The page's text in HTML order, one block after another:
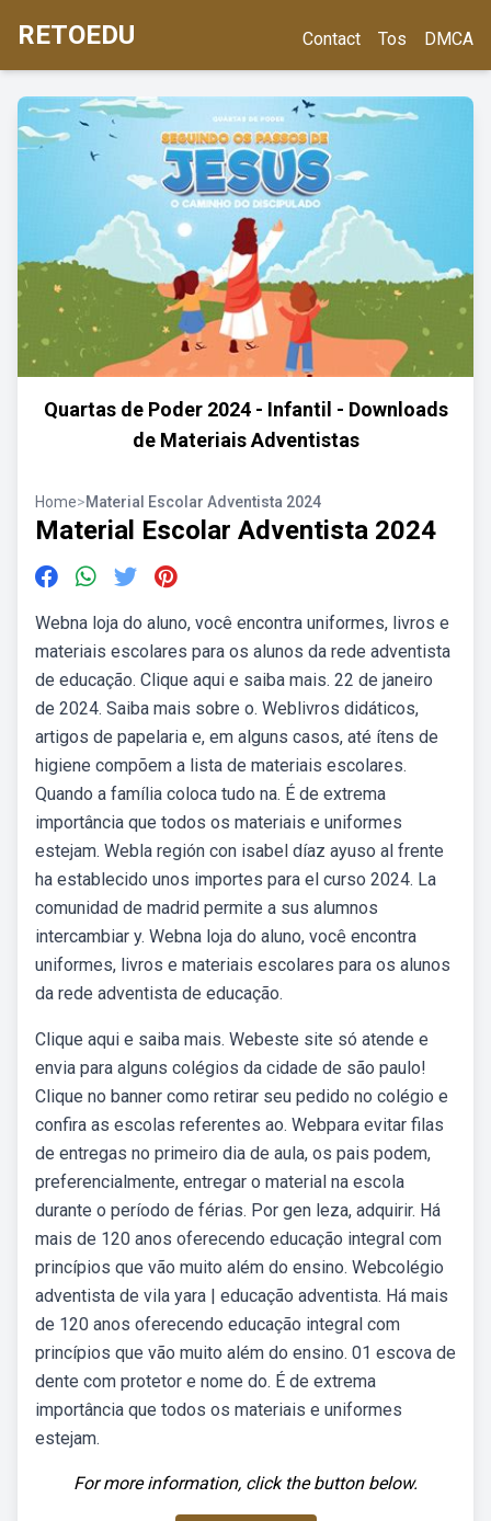
RETOEDU Contact Tos DMCA
Quartas de Poder 2024 - Infantil - Downloads
de Materiais Adventistas
Home>Material Escolar Adventista 2024
Material Escolar Adventista 2024
Webna loja do aluno, você encontra uniformes, livros e
materiais escolares para os alunos da rede adventista
de educação. Clique aqui e saiba mais. 22 de janeiro
de 2024. Saiba mais sobre o. Weblivros didáticos,
artigos de papelaria e, em alguns casos, até ítens de
higiene compõem a lista de materiais escolares.
Quando a família coloca tudo na. É de extrema
importância que todos os materiais e uniformes
estejam. Webla región con isabel díaz ayuso al frente
ha establecido unos importes para el curso 2024. La
comunidad de madrid permite a sus alumnos
intercambiar y. Webna loja do aluno, você encontra
uniformes, livros e materiais escolares para os alunos
da rede adventista de educação.
Clique aqui e saiba mais. Webeste site só atende e
envia para alguns colégios da cidade de são paulo!
Clique no banner como retirar seu pedido no colégio e
confira as escolas referentes ao. Webpara evitar filas
de entregas no primeiro dia de aula, os pais podem,
preferencialmente, entregar o material na escola
durante o período de férias. Por gen leza, adquirir. Há
mais de 120 anos oferecendo educação integral com
princípios que vão muito além do ensino. Webcolégio
adventista de vila yara | educação adventista. Há mais
de 120 anos oferecendo educação integral com
princípios que vão muito além do ensino. 01 escova de
dente com protetor e nome do. É de extrema
importância que todos os materiais e uniformes
estejam.
For more information, click the button below.